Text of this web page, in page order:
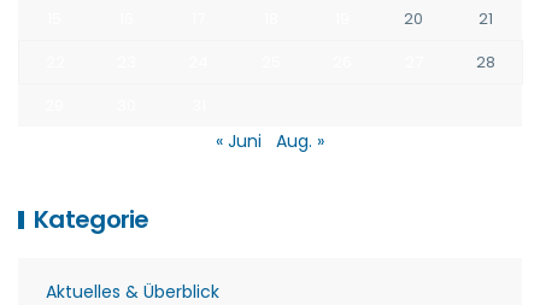
20
21
28
« Juni Aug. »
Kategorie
Aktuelles & Überblick